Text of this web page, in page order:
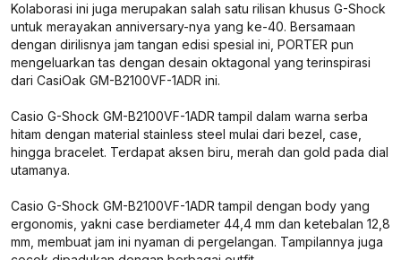
Kolaborasi ini juga merupakan salah satu rilisan khusus G-Shock
untuk merayakan anniversary-nya yang ke-40. Bersamaan
dengan dirilisnya jam tangan edisi spesial ini, PORTER pun
mengeluarkan tas dengan desain oktagonal yang terinspirasi
dari CasiOak GM-B2100VF-1ADR ini.
Casio G-Shock GM-B2100VF-1ADR tampil dalam warna serba
hitam dengan material stainless steel mulai dari bezel, case,
hingga bracelet. Terdapat aksen biru, merah dan gold pada dial
utamanya.
Casio G-Shock GM-B2100VF-1ADR tampil dengan body yang
ergonomis, yakni case berdiameter 44,4 mm dan ketebalan 12,8
mm, membuat jam ini nyaman di pergelangan. Tampilannya juga